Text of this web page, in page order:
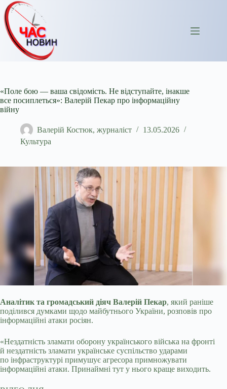
Перейти
до
вмісту
«Поле бою — ваша свідомість. Не відступайте, інакше
все посиплеться»: Валерій Пекар про інформаційну
війну
Валерій Костюк, журналіст
13.05.2026
Культура
Аналітик та громадський діяч Валерій Пекар, який раніше
поділився думками щодо майбутнього України, розповів про
інформаційні атаки росіян.
«Нездатність зламати оборону українського війська на фронті
й нездатність зламати українське суспільство ударами
по інфраструктурі примушує агресора примножувати
інформаційні атаки. Принаймні тут у нього краще виходить.